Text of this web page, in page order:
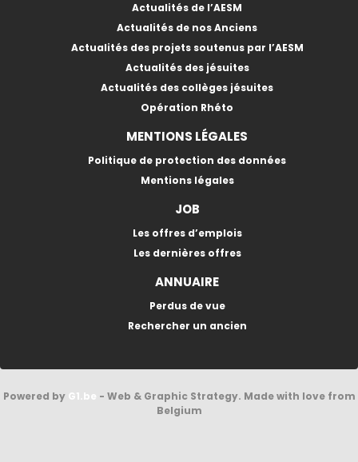
Actualités de l’AESM
Actualités de nos Anciens
Actualités des projets soutenus par l’AESM
Actualités des jésuites
Actualités des collèges jésuites
Opération Rhéto
MENTIONS LÉGALES
Politique de protection des données
Mentions légales
JOB
Les offres d’emplois
Les dernières offres
ANNUAIRE
Perdus de vue
Rechercher un ancien
Powered by G1.be - Web & Graphic Strategy. Made with love from
Belgium